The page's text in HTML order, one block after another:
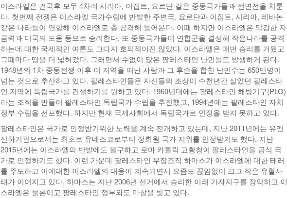
이스라엘은 건국후 모두 4차례 시리아, 이집트, 요르단 같은 중동국가들과 전면전을 치룬
다. 첫번째 전쟁은 이스라엘 국가수립에 반발한 주변국, 요르단과 이집트, 시리아, 레바논
같은 나라들이 연합해 이스라엘로 총 공격해 들어온다. 이때 하지만 이스라엘은 막강한 자
금력과 미국의 도움 등으로 승리한다. 또 중동국가들이 연합군을 결성해 작은나라를 공격
하는데 대한 국제적인 여론도 그다지 호의적이진 않았다. 이스라엘은 매번 승리를 거뒀고
그때마다 땅을 더 넓혀갔다. 그러면서 수없이 많은 팔레스타인 난민들도 발생하게 된다.
1948년의 1차 중동전쟁 이후 이 지역을 떠난 사람과 그 후손을 합친 난민수는 650만명이
넘는 것으로 추산하고 있다. 팔레스타인들은 자신들의 조상이 수천년간 살았던 팔레스타
인 지역에 독립국가를 건설하기를 원하고 있다. 1960년대에는 팔레스타인 해방기구(PLO)
라는 조직을 만들어 팔레스타인 독립국가 수립을 추진했고, 1994년에는 팔레스타인 자치
정부 수립을 선포했다. 하지만 현재 국제사회에서 독립국가로 인정을 받지 못하고 있다.
팔레스타인은 국가로 인정받기위한 노력을 계속 전개하고 있는데, 지난 2011년에는 유엔
산하기관으로서는 최초로 유네스코로부터 정회원 국가 지위를 인정받기도 했다. 지난
2015년에는 이스라엘의 반발에도 불구하고 로마 카톨릭 교황청이 팔레스타인을 공식 국
가로 인정하기도 했다. 이런 가운데 팔레스타인 무장조직 하마스가 이스라엘에 대한 테러
를 주도하고 이에대한 이스라엘의 대응이 계속되면서 요즘도 끊임없이 크고 작은 유혈사
태가 이어지고 있다. 하마스는 지난 2006년 선거에서 승리한 이래 가자지구를 장악하고 이
스라엘은 물론이고 팔레스타인 정부와도 마찰을 빚고 있다.